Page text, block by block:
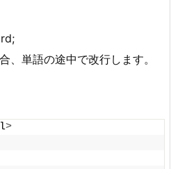
、単語の途中で改行します。
>